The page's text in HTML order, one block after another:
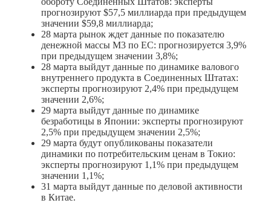
прогнозируют $57,5 миллиарда при предыдущем
значении $59,8 миллиарда;
28 марта рынок ждет данные по показателю
денежной массы М3 по ЕС: прогнозируется 3,9%
при предыдущем значении 3,8%;
28 марта выйдут данные по динамике валового
внутреннего продукта в Соединенных Штатах:
эксперты прогнозируют 2,4% при предыдущем
значении 2,6%;
29 марта выйдут данные по динамике
безработицы в Японии: эксперты прогнозируют
2,5% при предыдущем значении 2,5%;
29 марта будут опубликованы показатели
динамики по потребительским ценам в Токио:
эксперты прогнозируют 1,1% при предыдущем
значении 1,1%;
31 марта выйдут данные по деловой активности
в Китае.